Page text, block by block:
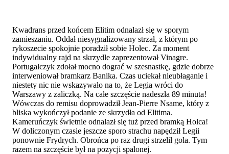
Kwadrans przed końcem Elitim odnalazł się w sporym
zamieszaniu. Oddał niesygnalizowany strzał, z którym po
rykoszecie spokojnie poradził sobie Holec. Za moment
indywidualny rajd na skrzydle zaprezentował Vinagre.
Portugalczyk zdołał mocno dograć w szesnastkę, gdzie dobrze
interweniował bramkarz Banika. Czas uciekał nieubłaganie i
niestety nic nie wskazywało na to, że Legia wróci do
Warszawy z zaliczką. Na całe szczęście nadeszła 89 minuta!
Wówczas do remisu doprowadził Jean-Pierre Nsame, który z
bliska wykończył podanie ze skrzydła od Elitima.
Kameruńczyk świetnie odnalazł się tuż przed bramką Holca!
W doliczonym czasie jeszcze sporo strachu napędził Legii
ponownie Frydrych. Obrońca po raz drugi strzelił gola. Tym
razem na szczęście był na pozycji spalonej.